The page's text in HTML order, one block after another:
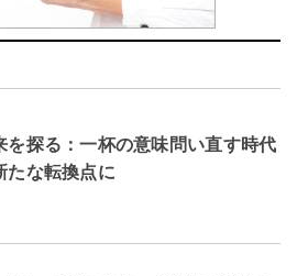
探る：一杯の意味問い直す時代
な転換点に